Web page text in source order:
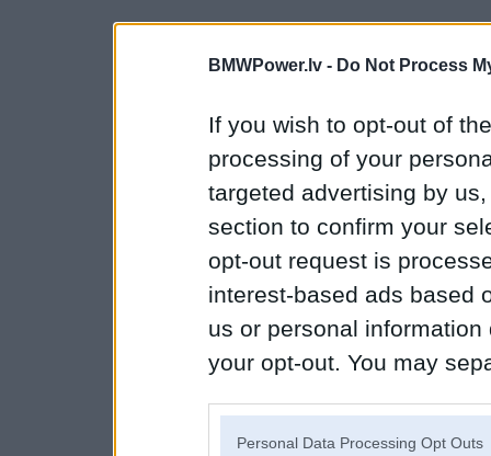
BMWPower.lv - Do Not Process
If you wish to opt-out of
processing of your
targeted advertising by
section to confirm your
opt-out request is
interest-based ads based
us or personal
your opt-out. You may
Personal Data Processing Opt Outs